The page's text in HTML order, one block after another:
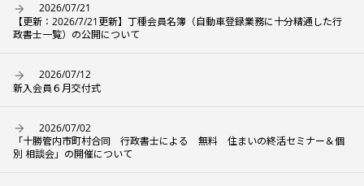
2026/07/21
【更新：2026/7/21更新】丁種会員名簿（自動車登録業務に十分精通した行
政書士一覧）の公開について
2026/07/12
新入会員６月交付式
2026/07/02
「十勝管内市町村合同 行政書士による 無料 住まいの終活セミナー＆個
別 相談会」の開催について